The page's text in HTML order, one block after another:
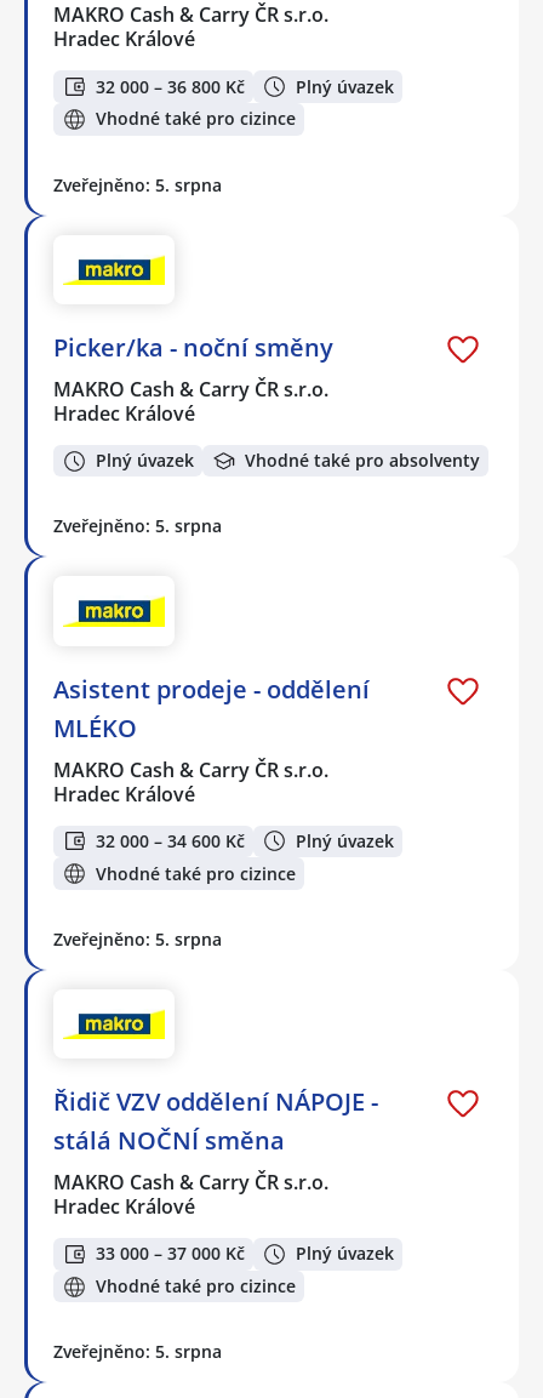
MAKRO Cash & Carry ČR s.r.o.
Hradec Králové
32 000 – 36 800 Kč
Plný úvazek
Vhodné také pro cizince
Zveřejněno: 5. srpna
Picker/ka - noční směny
MAKRO Cash & Carry ČR s.r.o.
Hradec Králové
Plný úvazek Vhodné také pro absolventy
Zveřejněno: 5. srpna
Asistent prodeje - oddělení
MLÉKO
MAKRO Cash & Carry ČR s.r.o.
Hradec Králové
32 000 – 34 600 Kč
Plný úvazek
Vhodné také pro cizince
Zveřejněno: 5. srpna
Řidič VZV oddělení NÁPOJE -
stálá NOČNÍ směna
MAKRO Cash & Carry ČR s.r.o.
Hradec Králové
33 000 – 37 000 Kč
Plný úvazek
Vhodné také pro cizince
Zveřejněno: 5. srpna